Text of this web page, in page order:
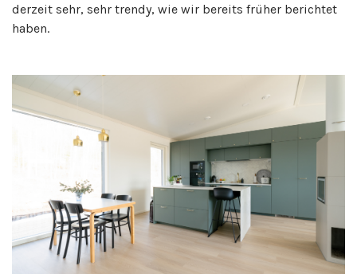
derzeit sehr, sehr trendy, wie wir bereits früher berichtet
haben.